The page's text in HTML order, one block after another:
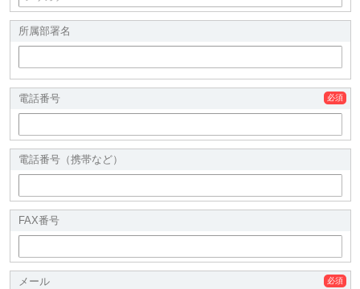
所属部署名
電話番号
電話番号（携帯など）
FAX番号
メール